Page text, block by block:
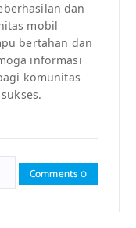
dan
mobil
bertahan dan
informasi
komunitas
Comments 0